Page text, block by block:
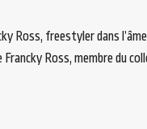
Ross, freestyler dans
Ross, membre du